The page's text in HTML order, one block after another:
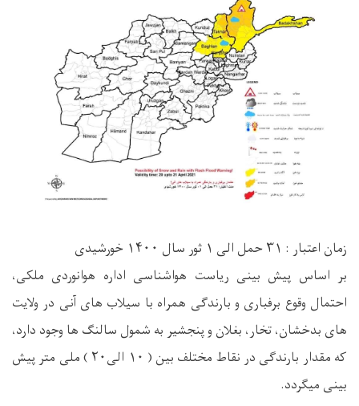
زمان اعتبار : ۳۱ حمل الی ۱ ثور سال ۱۴۰۰ خورشیدی
بر اساس پیش بینی ریاست هواشناسی اداره هوانوردی ملکی،
احتمال وقوع برفباری و بارندگی همراه با سیلاب های آنی در ولایت
های بدخشان، تخار، بغلان و پنجشیر به شمول سالنگ ها وجود دارد،
که مقدار بارندگی در نقاط مختلف بین ( ۱۰ الی۲۰ ) ملی متر پیش
بینی میگردد.